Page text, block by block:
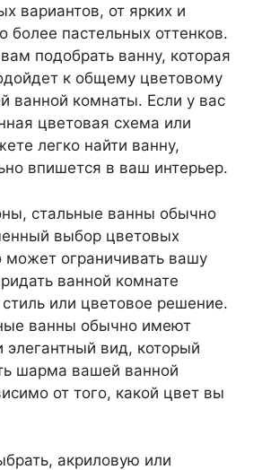
вариантов, от ярких и
пастельных оттенков.
подобрать ванну, которая
к общему цветовому
ванной комнаты. Если у вас
цветовая схема или
легко найти ванну,
впишется в ваш интерьер.
стальные ванны обычно
выбор цветовых
может ограничивать вашу
ванной комнате
или цветовое решение.
ванны обычно имеют
элегантный вид, который
шарма вашей ванной
от того, какой цвет вы
акриловую или